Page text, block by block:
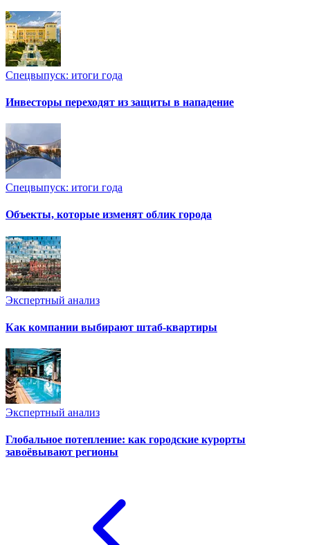
Спецвыпуск: итоги года
Инвесторы переходят из защиты в нападение
Спецвыпуск: итоги года
Объекты, которые изменят облик города
Экспертный анализ
Как компании выбирают штаб-квартиры
Экспертный анализ
Глобальное потепление: как городские курорты
завоёвывают регионы